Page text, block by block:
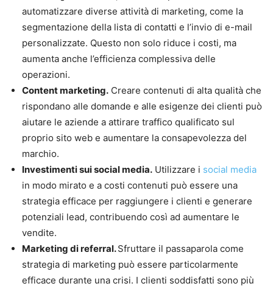
automatizzare diverse attività di marketing, come la
segmentazione della lista di contatti e l’invio di e-mail
personalizzate. Questo non solo riduce i costi, ma
aumenta anche l’efficienza complessiva delle
operazioni.
Content marketing. Creare contenuti di alta qualità che
rispondano alle domande e alle esigenze dei clienti può
aiutare le aziende a attirare traffico qualificato sul
proprio sito web e aumentare la consapevolezza del
marchio.
Investimenti sui social media. Utilizzare i social media
in modo mirato e a costi contenuti può essere una
strategia efficace per raggiungere i clienti e generare
potenziali lead, contribuendo così ad aumentare le
vendite.
Marketing di referral.Sfruttare il passaparola come
strategia di marketing può essere particolarmente
efficace durante una crisi. I clienti soddisfatti sono più